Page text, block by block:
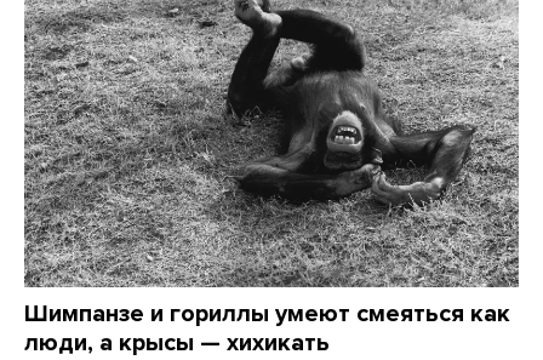
Шимпанзе и гориллы умеют смеяться как
люди, а крысы — хихикать